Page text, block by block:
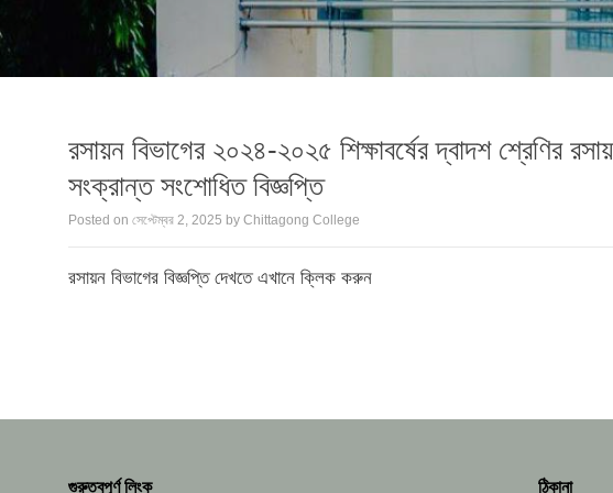
রসায়ন বিভাগের ২০২৪-২০২৫ শিক্ষাবর্ষের দ্বাদশ শ্রেণির
সংক্রান্ত সংশোধিত বিজ্ঞপ্তি
Posted on সেপ্টেম্বর 2, 2025 by Chittagong College
রসায়ন বিভাগের বিজ্ঞপ্তি দেখতে এখানে ক্লিক করুন
গুরুত্বপূর্ণ লিংক ঠিকানা